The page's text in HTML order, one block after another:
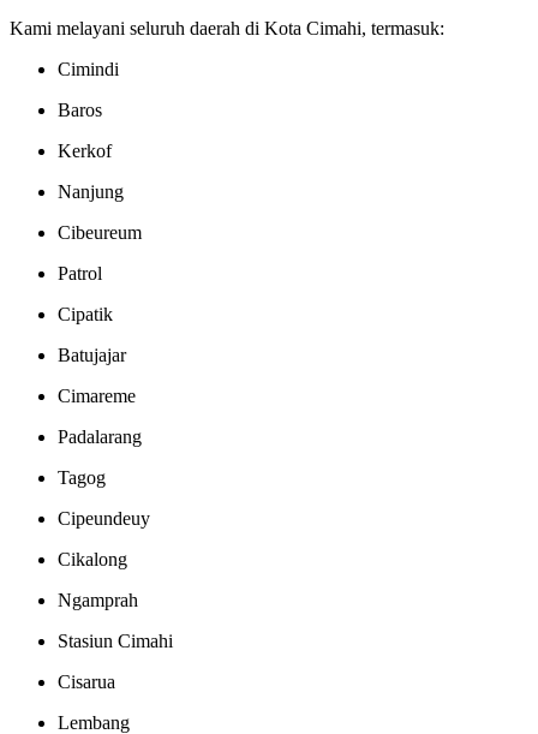
Kami melayani seluruh daerah di Kota Cimahi, termasuk:
Cimindi
Baros
Kerkof
Nanjung
Cibeureum
Patrol
Cipatik
Batujajar
Cimareme
Padalarang
Tagog
Cipeundeuy
Cikalong
Ngamprah
Stasiun Cimahi
Cisarua
Lembang